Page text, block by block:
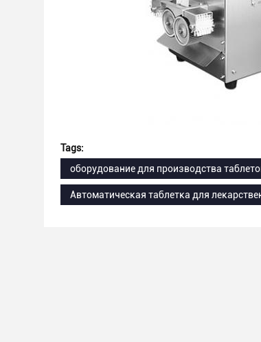
Tags:
оборудование для производства
Автоматическая таблетка для